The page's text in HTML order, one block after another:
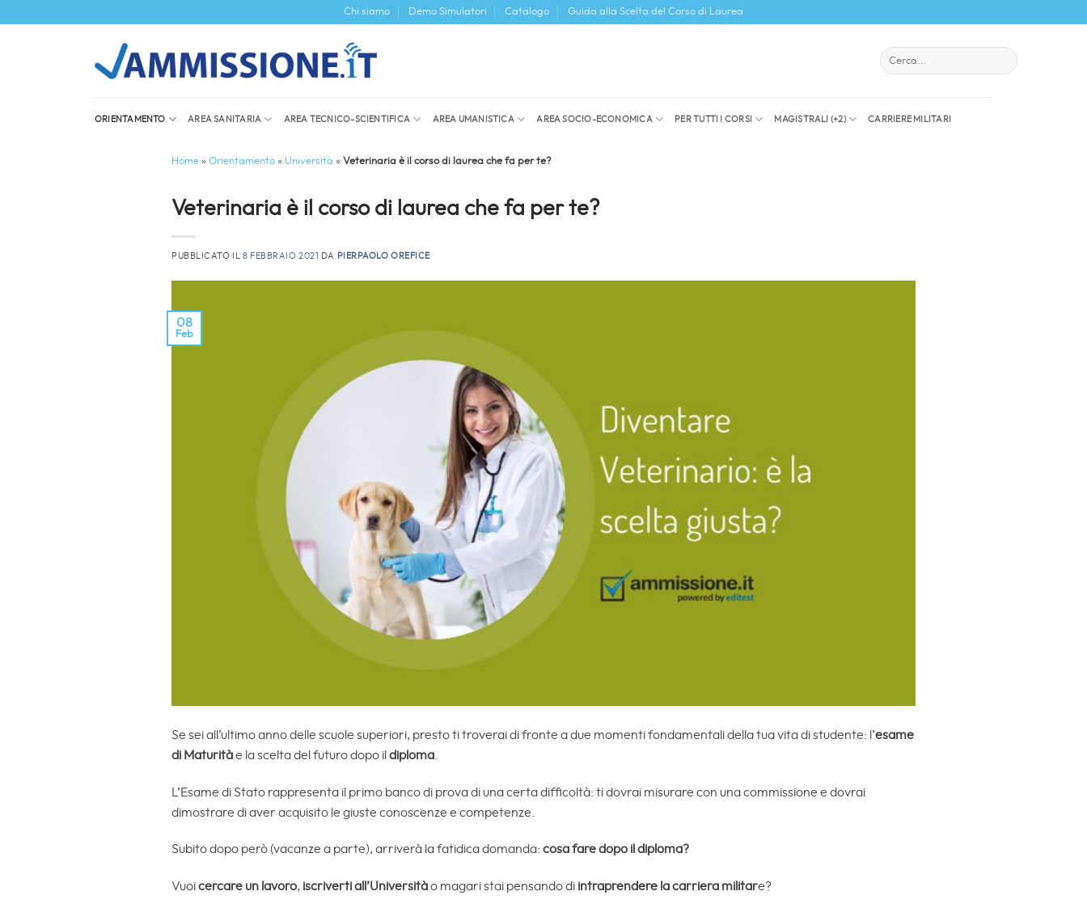
Chi siamo Demo Simulatori Catalogo Guida alla Scelta del Corso di Laurea
ORIENTAMENTO AREA SANITARIA AREA TECNICO-SCIENTIFICA AREA UMANISTICA AREA SOCIO-ECONOMICA PER TUTTI I CORSI MAGISTRALI (+2) CARRIERE MILITARI
Home » Orientamento » Università » Veterinaria è il corso di laurea che fa per te?
Veterinaria è il corso di laurea che fa per te?
PUBBLICATO IL 8 FEBBRAIO 2021 DA PIERPAOLO OREFICE
08
Feb
Se sei all’ultimo anno delle scuole superiori, presto ti troverai di fronte a due momenti fondamentali della tua vita di studente: l’esame
di Maturitàe la scelta del futuro dopo il diploma
L’Esame di Stato rappresenta il primo banco di prova di una certa difficoltà: ti dovrai misurare con una commissione e dovrai
dimostrare di aver acquisito le giuste conoscenze e competenze.
Subito dopo però (vacanze a parte), arriverà la fatidica domanda: cosa fare dopo il diploma?
Vuoicercare un lavoro, iscriverti all’Universitào magari stai pensando di intraprendere la carriera militare?